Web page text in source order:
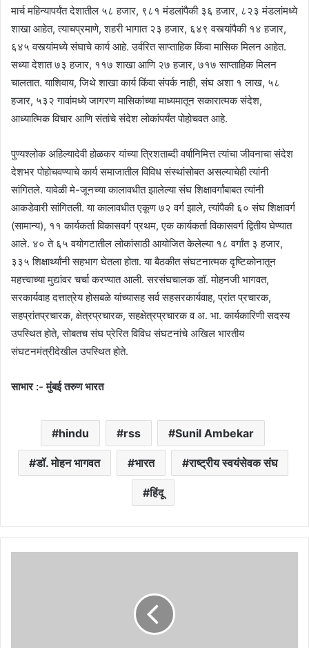
मार्च महिन्यापर्यंत देशातील ५८ हजार, ९८१ मंडलांपैकी ३६ हजार, ८२३ मंडलांमध्ये
शाखा आहेत, त्याचप्रमाणे, शहरी भागात २३ हजार, ६४९ वस्त्यांपैकी १४ हजार,
६४५ वस्त्यांमध्ये संघाचे कार्य आहे. उर्वरित साप्ताहिक किंवा मासिक मिलन आहेत.
सध्या देशात ७३ हजार, ११७ शाखा आणि २७ हजार, ७१७ साप्ताहिक मिलन
चालतात. याशिवाय, जिथे शाखा कार्य किंवा संपर्क नाही, संघ अशा १ लाख, ५८
हजार, ५३२ गावांमध्ये जागरण मासिकांच्या माध्यमातून सकारात्मक संदेश,
आध्यात्मिक विचार आणि संतांचे संदेश लोकांपर्यंत पोहोचवत आहे.
पुण्यश्लोक अहिल्यादेवी होळकर यांच्या त्रिशताब्दी वर्षानिमित्त त्यांचा जीवनाचा संदेश
देशभर पोहोचवण्याचे कार्य समाजातील विविध संस्थांसोबत असल्याचेही त्यांनी
सांगितले. यावेळी मे-जूनच्या कालावधीत झालेल्या संघ शिक्षावर्गांबाबत त्यांनी
आकडेवारी सांगितली. या कालावधीत एकूण ७२ वर्ग झाले, त्यांपैकी ६० संघ शिक्षावर्ग
(सामान्य), ११ कार्यकर्ता विकासवर्ग प्रथम, एक कार्यकर्ता विकासवर्ग द्वितीय घेण्यात
आले. ४० ते ६५ वयोगटातील लोकांसाठी आयोजित केलेल्या १८ वर्गांत ३ हजार,
३३५ शिक्षार्थ्यांनी सहभाग घेतला होता. या बैठकीत संघटनात्मक दृष्टिकोनातून
महत्त्वाच्या मुद्यांवर चर्चा करण्यात आली. सरसंघचालक डॉ. मोहनजी भागवत,
सरकार्यवाह दत्तात्रेय होसबळे यांच्यासह सर्व सहसरकार्यवाह, प्रांत प्रचारक,
सहप्रांतप्रचारक, क्षेत्रप्रचारक, सहक्षेत्रप्रचारक व अ. भा. कार्यकारिणी सदस्य
उपस्थित होते, सोबतच संघ प्रेरित विविध संघटनांचे अखिल भारतीय
संघटनमंत्रीदेखील उपस्थित होते.
साभार :- मुंबई तरुण भारत
hindu rss Sunil Ambekar
डॉ. मोहन भागवत भारत राष्ट्रीय स्वयंसेवक संघ
हिंदू